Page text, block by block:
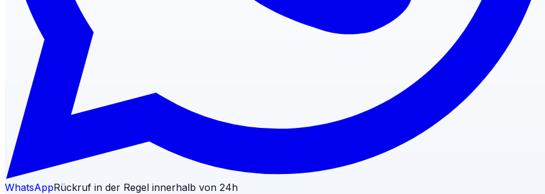
WhatsAppRückruf in der Regel innerhalb von 24h